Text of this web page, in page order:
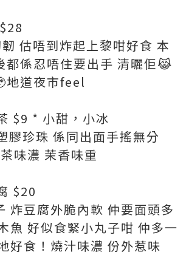
估唔到炸起上黎咁好食 本
都係忍唔住要出手 清曬佢😹
地道夜市feel
$9 * 小甜，小冰
膠珍珠 係同出面手搖無分
味濃 茉香味重
$20
炸豆腐外脆內軟 仲要面頭多
魚 好似食緊小丸子咁 仲多一
好食！燒汁味濃 份外惹味